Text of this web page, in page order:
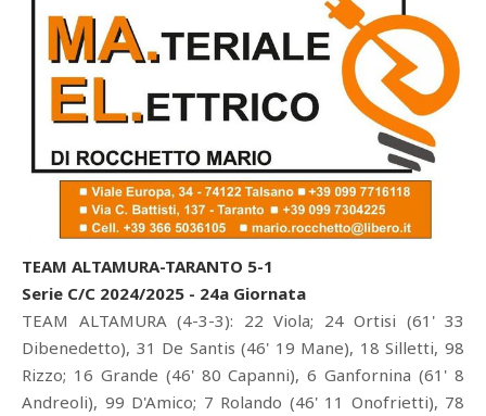
TEAM ALTAMURA-TARANTO 5-1
Serie C/C 2024/2025 - 24a Giornata
TEAM ALTAMURA (4-3-3): 22 Viola; 24 Ortisi (61' 33
Dibenedetto), 31 De Santis (46' 19 Mane), 18 Silletti, 98
Rizzo; 16 Grande (46' 80 Capanni), 6 Ganfornina (61' 8
Andreoli), 99 D'Amico; 7 Rolando (46' 11 Onofrietti), 78